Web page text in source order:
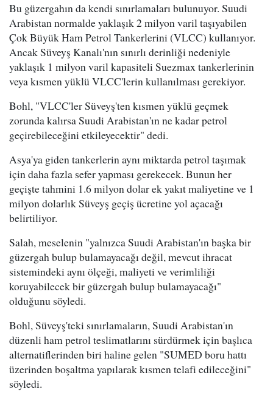
Bu güzergahın da kendi sınırlamaları bulunuyor. Suudi
Arabistan normalde yaklaşık 2 milyon varil taşıyabilen
Çok Büyük Ham Petrol Tankerlerini (VLCC) kullanıyor.
Ancak Süveyş Kanalı'nın sınırlı derinliği nedeniyle
yaklaşık 1 milyon varil kapasiteli Suezmax tankerlerinin
veya kısmen yüklü VLCC'lerin kullanılması gerekiyor.
Bohl, "VLCC'ler Süveyş'ten kısmen yüklü geçmek
zorunda kalırsa Suudi Arabistan'ın ne kadar petrol
geçirebileceğini etkileyecektir" dedi.
Asya'ya giden tankerlerin aynı miktarda petrol taşımak
için daha fazla sefer yapması gerekecek. Bunun her
geçişte tahmini 1.6 milyon dolar ek yakıt maliyetine ve 1
milyon dolarlık Süveyş geçiş ücretine yol açacağı
belirtiliyor.
Salah, meselenin "yalnızca Suudi Arabistan'ın başka bir
güzergah bulup bulamayacağı değil, mevcut ihracat
sistemindeki aynı ölçeği, maliyeti ve verimliliği
koruyabilecek bir güzergah bulup bulamayacağı"
olduğunu söyledi.
Bohl, Süveyş'teki sınırlamaların, Suudi Arabistan'ın
düzenli ham petrol teslimatlarını sürdürmek için başlıca
alternatiflerinden biri haline gelen "SUMED boru hattı
üzerinden boşaltma yapılarak kısmen telafi edileceğini"
söyledi.